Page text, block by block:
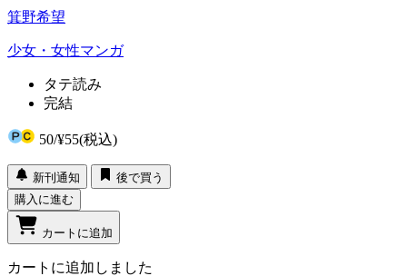
箕野希望
少女・女性マンガ
タテ読み
完結
50/¥55(税込)
新刊通知
後で買う
購入に進む
カートに追加
カートに追加しました